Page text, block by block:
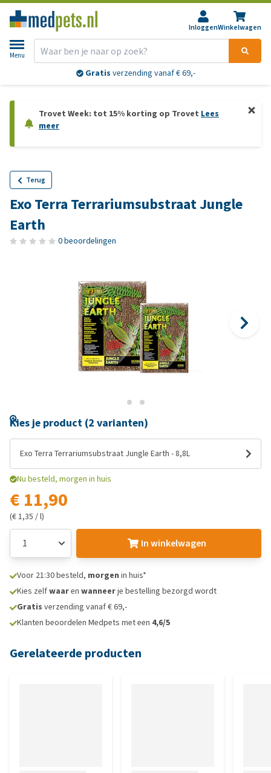
InloggenWinkelwagen
Menu
Gratis verzending vanaf € 69,-
Trovet Week: tot 15% korting op Trovet Lees
meer
Terug
Exo Terra Terrariumsubstraat Jungle
Earth
0 beoordelingen
Kies je product (2 varianten)
Exo Terra Terrariumsubstraat Jungle Earth - 8,8L
Nu besteld, morgen in huis
€ 11,90
(€ 1,35 / l)
In winkelwagen
Voor 21:30 besteld, morgen in huis*
Kies zelfwaaren wanneerje bestelling bezorgd wordt
Gratis verzending vanaf € 69,-
Klanten beoordelen Medpets met een 4,6/5
Gerelateerde producten